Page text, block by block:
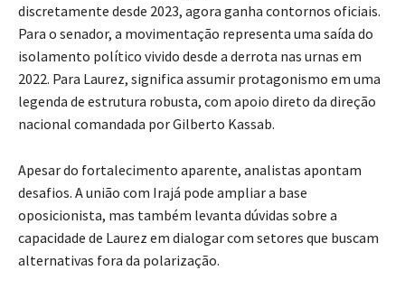
discretamente desde 2023, agora ganha contornos oficiais.
Para o senador, a movimentação representa uma saída do
isolamento político vivido desde a derrota nas urnas em
2022. Para Laurez, significa assumir protagonismo em uma
legenda de estrutura robusta, com apoio direto da direção
nacional comandada por Gilberto Kassab.
Apesar do fortalecimento aparente, analistas apontam
desafios. A união com Irajá pode ampliar a base
oposicionista, mas também levanta dúvidas sobre a
capacidade de Laurez em dialogar com setores que buscam
alternativas fora da polarização.